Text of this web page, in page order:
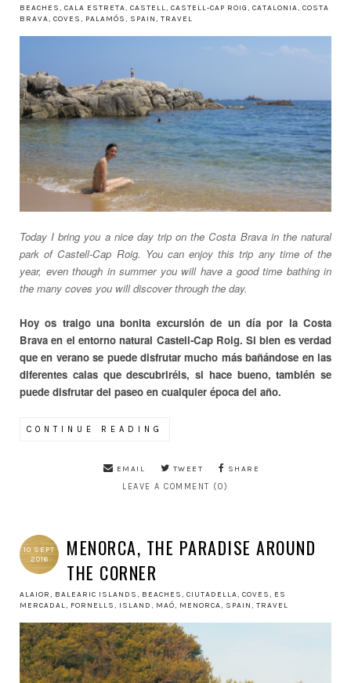
BEACHES , CALA ESTRETA, CASTELL, CASTELL-CAP ROIG , CATALONIA, COSTA
BRAVA, COVES , PALAMÓS , SPAIN , TRAVEL
Today I bring you a nice day trip on the Costa Brava in the natural
park of Castell-Cap Roig. You can enjoy this trip any time of the
year, even though in summer you will have a good time bathing in
the many coves you will discover through the day.
Hoy os traigo una bonita excursión de un día por la Costa
Brava en el entorno natural Castell-Cap Roig. Si bien es verdad
que en verano se puede disfrutar mucho más bañándose en las
diferentes calas que descubriréis, si hace bueno, también se
puede disfrutar del paseo en cualquier época del año.
CONTINUE READING
EMAIL TWEET SHARE
LEAVE A COMMENT (0)
10 SEPT
2016
MENORCA, THE PARADISE AROUND
THE CORNER
ALAIOR , BALEARIC ISLANDS , BEACHES , CIUTADELLA, COVES , ES
MERCADAL, FORNELLS , ISLAND , MAÓ, MENORCA, SPAIN , TRAVEL